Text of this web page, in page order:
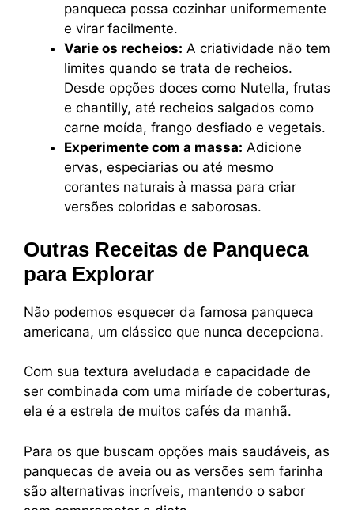
panqueca possa cozinhar uniformemente
e virar facilmente.
Varie os recheios: A criatividade não tem
limites quando se trata de recheios.
Desde opções doces como Nutella, frutas
e chantilly, até recheios salgados como
carne moída, frango desfiado e vegetais.
Experimente com a massa: Adicione
ervas, especiarias ou até mesmo
corantes naturais à massa para criar
versões coloridas e saborosas.
Outras Receitas de Panqueca
para Explorar
Não podemos esquecer da famosa panqueca
americana, um clássico que nunca decepciona.
Com sua textura aveludada e capacidade de
ser combinada com uma miríade de coberturas,
ela é a estrela de muitos cafés da manhã.
Para os que buscam opções mais saudáveis, as
panquecas de aveia ou as versões sem farinha
são alternativas incríveis, mantendo o sabor